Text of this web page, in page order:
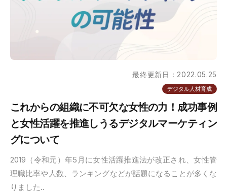
最終更新日：2022.05.25
デジタル人材育成
これからの組織に不可欠な女性の力！成功事例
と女性活躍を推進しうるデジタルマーケティン
グについて
2019（令和元）年5月に女性活躍推進法が改正され、女性管
理職比率や人数、ランキングなどが話題になることが多くな
りました..